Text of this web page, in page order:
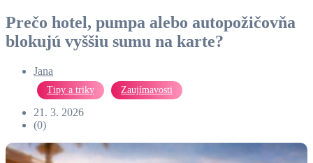
Prečo hotel, pumpa alebo autopožičovňa
blokujú vyššiu sumu na karte?
Jana
Tipy a triky Zaujímavosti
21. 3. 2026
(0)